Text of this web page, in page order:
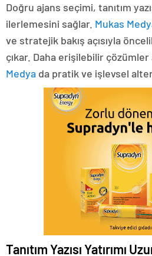
Doğru ajans seçimi, tanıtım
ilerlemesini sağlar. Mukas
ve stratejik bakış açısıyla
çıkar. Daha erişilebilir
Medya da pratik ve işlevsel
Tanıtım Yazısı Yatırımı